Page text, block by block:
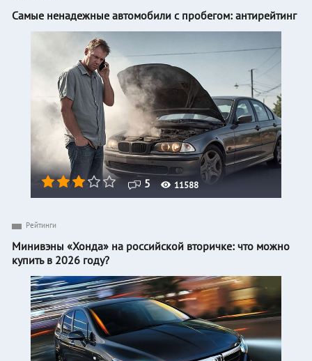
5 11588
Самые ненадежные автомобили с пробегом: антирейтинг
Рейтинги
Минивэны «Хонда» на российской вторичке: что можно
купить в 2026 году?